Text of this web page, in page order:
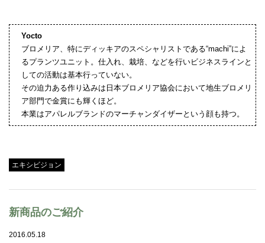
Yocto
ブロメリア、特にディッキアのスペシャリストである“machi”によ
るプランツユニット。仕入れ、栽培、などを行いビジネスラインと
しての活動は基本行っていない。
その迫力ある作り込みは日本ブロメリア協会において地生ブロメリ
ア部門で金賞にも輝くほど。
本業はアパレルブランドのマーチャンダイザーという顔も持つ。
エキシビジョン
新商品のご紹介
2016.05.18